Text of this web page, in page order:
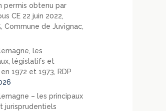
permis obtenu par
CE 22 juin 2022,
Commune de Juvignac,
les
législatifs et
1972 et 1973, RDP
– les principaux
jurisprudentiels